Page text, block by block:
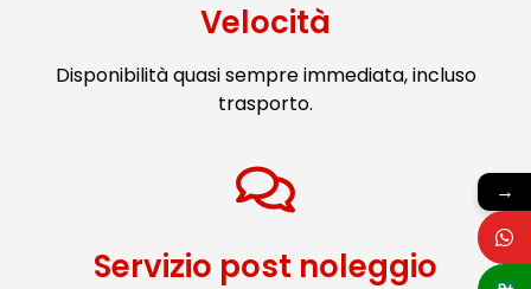
Velocità
Disponibilità quasi sempre immediata, incluso
trasporto.
Servizio post noleggio
→